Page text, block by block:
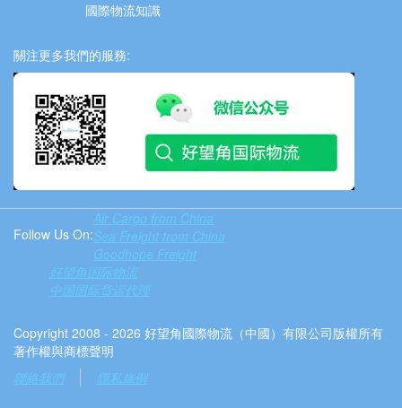
國際物流知識
關注更多我們的服務:
Follow Us On:
Air Cargo from China
Sea Freight from China
Goodhope Freight
好望角国际物流
中国国际货运代理
Copyright 2008 - 2026 好望角國際物流（中國）有限公司版權所有
著作權與商標聲明
聯絡我們
隱私條例